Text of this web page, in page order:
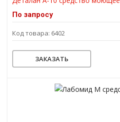
По запросу
Код товара: 6402
ЗАКАЗАТЬ